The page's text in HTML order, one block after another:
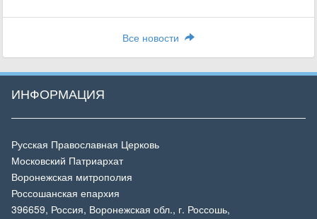
Все новости
ИНФОРМАЦИЯ
Русская Православная Церковь
Московский Патриархат
Воронежская митрополия
Россошанская епархия
396659, Россия, Воронежская обл., г. Россошь,